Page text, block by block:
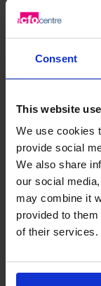
Consent
This website
We use cookies
provide social
We also share
our social
may combine it
provided to
of their services.
作为全球第一*
不仅在于数字。
我们通过顶尖
客户建立的深厚
享的洞察、行业
打造改变生活的
+852 2319
高素质 首席财务